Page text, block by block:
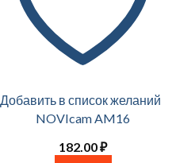
Добавить в список желаний
NOVIcam AM16
182.00₽